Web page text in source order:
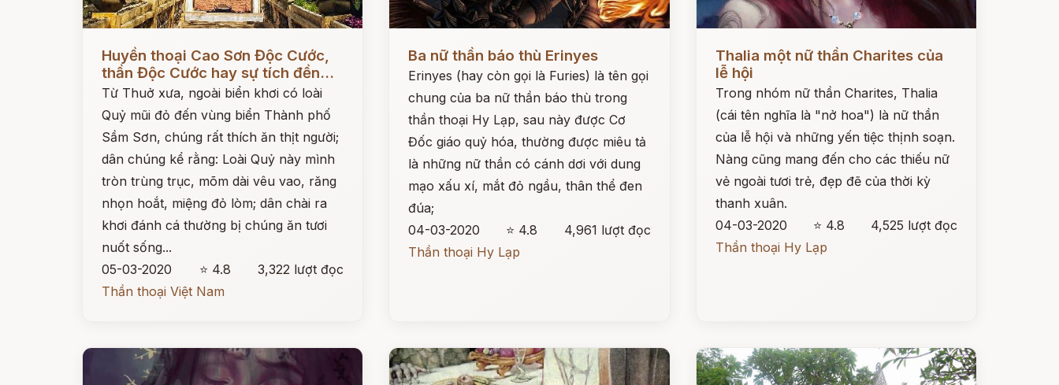
Đọc ngay
Huyền thoại Cao Sơn Độc Cước,
thần Độc Cước hay sự tích đền...
Từ Thuở xưa, ngoài biển khơi có loài
Quỷ mũi đỏ đến vùng biển Thành phố
Sầm Sơn, chúng rất thích ăn thịt người;
dân chúng kể rằng: Loài Quỷ này mình
tròn trùng trục, mõm dài vêu vao, răng
nhọn hoắt, miệng đỏ lòm; dân chài ra
khơi đánh cá thường bị chúng ăn tươi
nuốt sống...
05-03-2020
⭐ 4.8
3,322 lượt đọc
Thần thoại Việt Nam
Ba nữ thần báo thù Erinyes
Erinyes (hay còn gọi là Furies) là tên gọi
chung của ba nữ thần báo thù trong
thần thoại Hy Lạp, sau này được Cơ
Đốc giáo quỷ hóa, thường được miêu tả
là những nữ thần có cánh dơi với dung
mạo xấu xí, mắt đỏ ngầu, thân thể đen
đúa;
04-03-2020
⭐ 4.8
4,961 lượt đọc
Thần thoại Hy Lạp
Thalia một nữ thần Charites của
lễ hội
Trong nhóm nữ thần Charites, Thalia
(cái tên nghĩa là "nở hoa") là nữ thần
của lễ hội và những yến tiệc thịnh soạn.
Nàng cũng mang đến cho các thiếu nữ
vẻ ngoài tươi trẻ, đẹp đẽ của thời kỳ
thanh xuân.
04-03-2020
⭐ 4.8
4,525 lượt đọc
Thần thoại Hy Lạp